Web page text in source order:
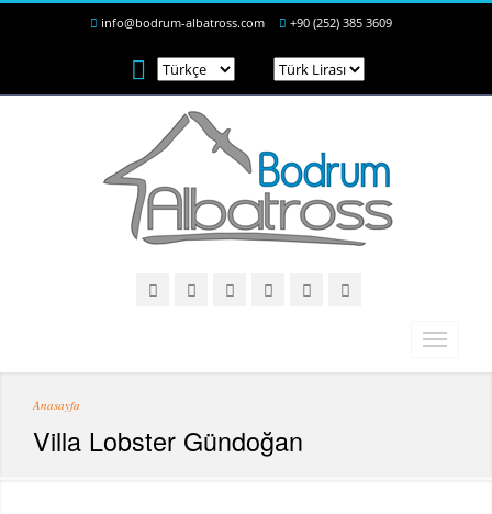
info@bodrum-albatross.com +90 (252) 385 3609
Anasayfa
Villa Lobster Gündoğan